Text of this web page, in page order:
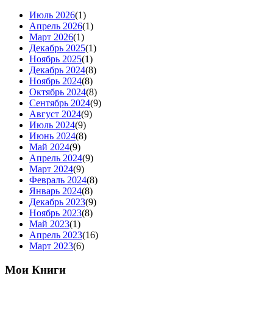
Июль 2026(1)
Апрель 2026(1)
Март 2026(1)
Декабрь 2025(1)
Ноябрь 2025(1)
Декабрь 2024(8)
Ноябрь 2024(8)
Октябрь 2024(8)
Сентябрь 2024(9)
Август 2024(9)
Июль 2024(9)
Июнь 2024(8)
Май 2024(9)
Апрель 2024(9)
Март 2024(9)
Февраль 2024(8)
Январь 2024(8)
Декабрь 2023(9)
Ноябрь 2023(8)
Май 2023(1)
Апрель 2023(16)
Март 2023(6)
Мои Книги